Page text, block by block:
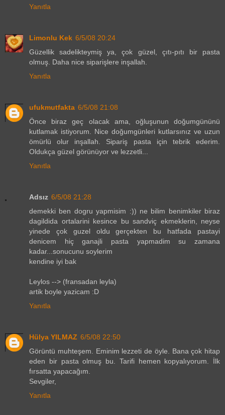
Yanıtla
Limonlu Kek 6/5/08 20:24
Güzellik sadelikteymiş ya, çok güzel, çıtı-pıtı bir pasta
olmuş. Daha nice siparişlere inşallah.
Yanıtla
ufukmutfakta 6/5/08 21:08
Önce biraz geç olacak ama, oğluşunun doğumgününü
kutlamak istiyorum. Nice doğumgünleri kutlarsınız ve uzun
ömürlü olur inşallah. Sipariş pasta için tebrik ederim.
Oldukça güzel görünüyor ve lezzetli...
Yanıtla
Adsız 6/5/08 21:28
demekki ben dogru yapmisim :)) ne bilim benimkiler biraz
dagildida ortalarini kesince bu sandviç ekmeklerin, neyse
yinede çok guzel oldu gerçekten bu hatfada pastayi
denicem hiç ganajli pasta yapmadim su zamana
kadar...sonucunu soylerim
kendine iyi bak
Leylos --> (fransadan leyla)
artik boyle yazicam :D
Yanıtla
Hülya YILMAZ 6/5/08 22:50
Görüntü muhteşem. Eminim lezzeti de öyle. Bana çok hitap
eden bir pasta olmuş bu. Tarifi hemen kopyalıyorum. İlk
fırsatta yapacağım.
Sevgiler,
Yanıtla